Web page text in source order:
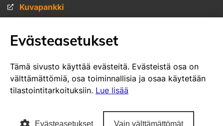
Kuvapankki
VisitSavo.fi
Evästeasetukset
Tämä sivusto käyttää evästeitä. Evästeistä osa on
välttämättömiä, osa toiminnallisia ja osaa käytetään
tilastointitarkoituksiin. Lue lisää
Evästeasetukset Vain välttämättömät